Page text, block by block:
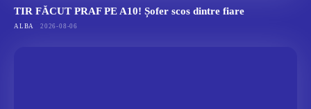
TIR FĂCUT PRAF PE A10! Șofer scos dintre fiare
ALBA 2026-08-06